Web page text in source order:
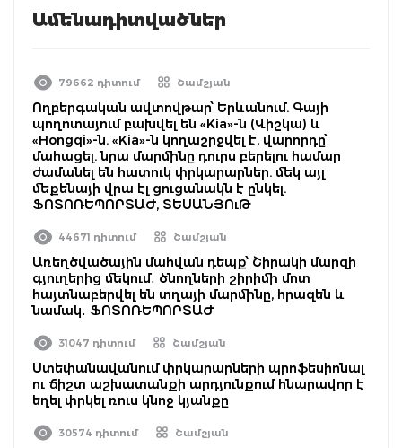
Ամենադիտվածներ
79662 դիտում Շամշյան
Ողբերգական ավտովթար՝ Երևանում. Գայի
պողոտայում բախվել են «Kia»-ն (Վիշկա) և
«Hongqi»-ն. «Kia»-ն կողաշրջվել է, վարորդը՝
մահացել. նրա մարմինը դուրս բերելու համար
ժամանել են հատուկ փրկարարներ. մեկ այլ
մեքենայի վրա էլ ցուցանակն է ընկել.
ՖՈՏՈՌԵՊՈՐՏԱԺ, ՏԵՍԱՆՅՈւԹ
44671 դիտում Շամշյան
Առեղծվածային մահվան դեպք՝ Շիրակի մարզի
գյուղերից մեկում․ ծնողների շիրիմի մոտ
հայտնաբերվել են տղայի մարմինը, հրազեն և
նամակ․ ՖՈՏՈՌԵՊՈՐՏԱԺ
31047 դիտում Շամշյան
Ստեփանավանում փրկարարների պրոֆեսիոնալ
ու ճիշտ աշխատանքի արդյունքում հնարավոր է
եղել փրկել ռուս կնոջ կյանքը
30574 դիտում Շամշյան